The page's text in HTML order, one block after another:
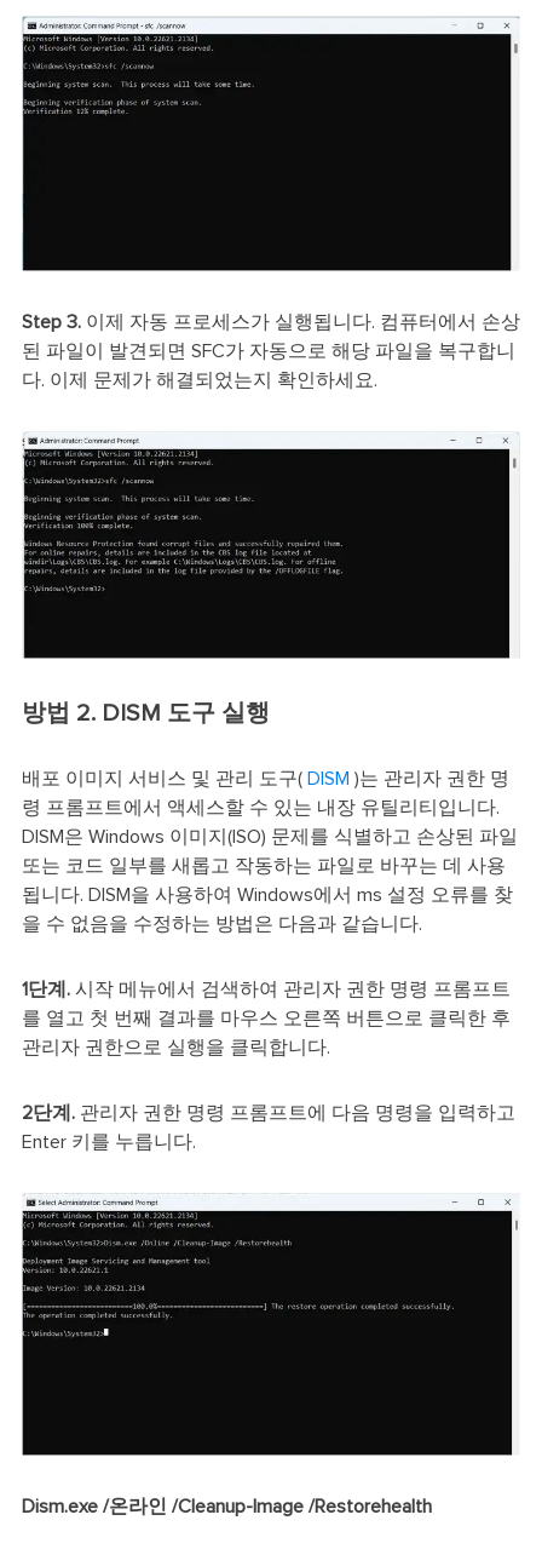
Step 3.이제 자동 프로세스가 실행됩니다. 컴퓨터에서 손상
된 파일이 발견되면 SFC가 자동으로 해당 파일을 복구합니
다. 이제 문제가 해결되었는지 확인하세요.
방법 2. DISM 도구 실행
배포 이미지 서비스 및 관리 도구( DISM )는 관리자 권한 명
령 프롬프트에서 액세스할 수 있는 내장 유틸리티입니다.
DISM은 Windows 이미지(ISO) 문제를 식별하고 손상된 파일
또는 코드 일부를 새롭고 작동하는 파일로 바꾸는 데 사용
됩니다. DISM을 사용하여 Windows에서 ms 설정 오류를 찾
을 수 없음을 수정하는 방법은 다음과 같습니다.
1단계.시작 메뉴에서 검색하여 관리자 권한 명령 프롬프트
를 열고 첫 번째 결과를 마우스 오른쪽 버튼으로 클릭한 후
관리자 권한으로 실행을 클릭합니다.
2단계.관리자 권한 명령 프롬프트에 다음 명령을 입력하고
Enter 키를 누릅니다.
Dism.exe /온라인 /Cleanup-Image /Restorehealth